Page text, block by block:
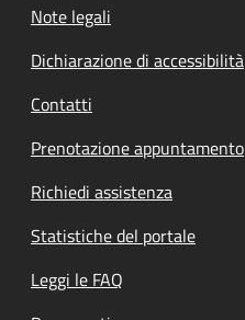
Note legali
Dichiarazione di accessibilità
Contatti
Prenotazione appuntamento
Richiedi assistenza
Statistiche del portale
Leggi le FAQ